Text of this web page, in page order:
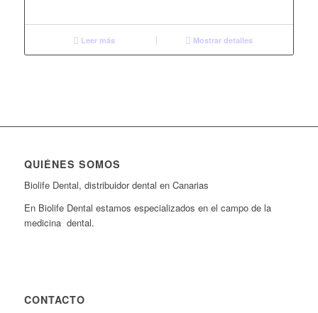
Leer más Mostrar detalles
QUIÉNES SOMOS
Biolife Dental, distribuidor dental en Canarias
En Biolife Dental estamos especializados en el campo de la
medicina dental.
CONTACTO